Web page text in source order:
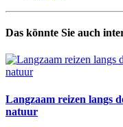
Das könnte Sie auch
Langzaam reizen langs
natuur